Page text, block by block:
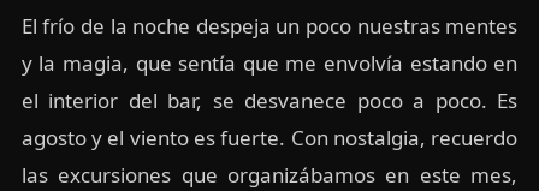
El frío de la noche despeja un poco nuestras mentes
y la magia, que sentía que me envolvía estando en
el interior del bar, se desvanece poco a poco. Es
agosto y el viento es fuerte. Con nostalgia, recuerdo
las excursiones que organizábamos en este mes,